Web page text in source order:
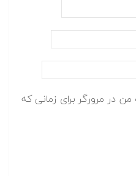
در مرورگر برای زمانی که